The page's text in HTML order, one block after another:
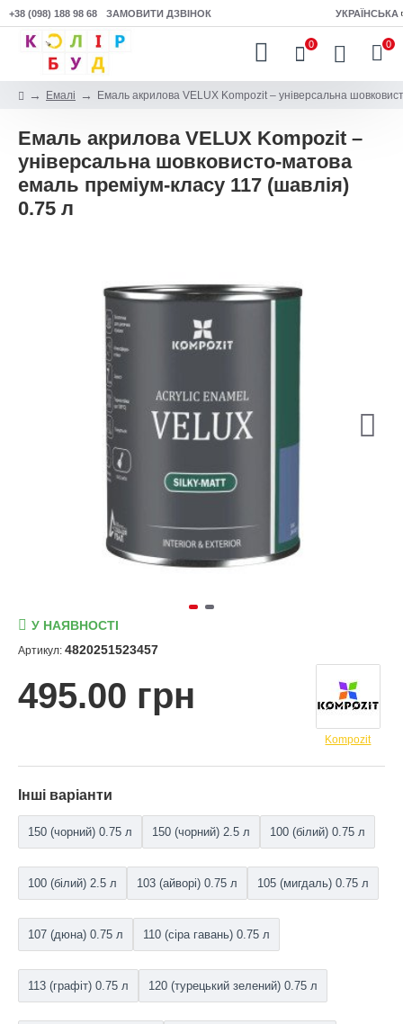
+38 (098) 188 98 68 ЗАМОВИТИ ДЗВІНОК УКРАЇНСЬКА
0 0
Емалі Емаль акрилова VELUX Kompozit – універсальна
Емаль акрилова VELUX Kompozit –
універсальна шовковисто-матова
емаль преміум-класу 117 (шавлія)
0.75 л
495.00 грн
Kompozit
У НАЯВНОСТІ
Артикул: 4820251523457
Інші варіанти
150 (чорний) 0.75 л 150 (чорний) 2.5 л 100 (білий) 0.75 л
100 (білий) 2.5 л 103 (айворі) 0.75 л 105 (мигдаль) 0.75 л
107 (дюна) 0.75 л 110 (сіра гавань) 0.75 л
113 (графіт) 0.75 л 120 (турецький зелений) 0.75 л